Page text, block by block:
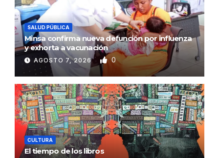
SALUD PÚBLICA
Minsa confirma nueva defunción por influenza
y exhorta a vacunación
AGOSTO 7, 2026 0
CULTURA
El tiempo de los libros